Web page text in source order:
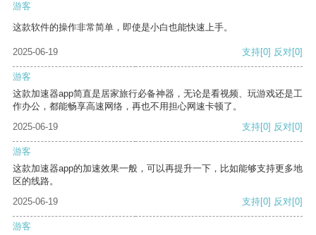
游客
这款软件的操作非常简单，即使是小白也能快速上手。
2025-06-19 支持[0] 反对[0]
游客
这款加速器app简直是居家旅行必备神器，无论是看视频、玩游戏还是工
作办公，都能畅享高速网络，再也不用担心网速卡顿了。
2025-06-19
支持[0] 反对[0]
游客
这款加速器app的加速效果一般，可以再提升一下，比如能够支持更多地
区的线路。
2025-06-19
支持[0] 反对[0]
游客